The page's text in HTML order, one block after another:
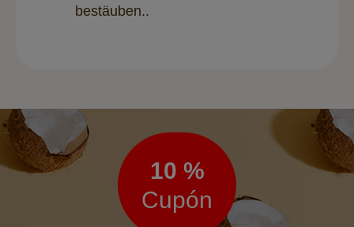
bestäuben..
Boletín
de
noticias
10 %
Cupón